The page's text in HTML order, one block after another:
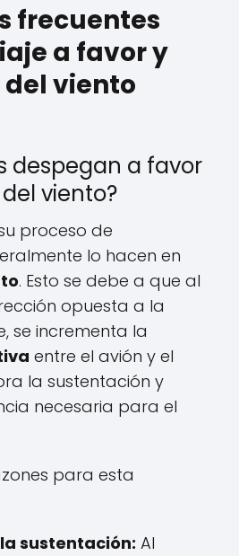
frecuentes
a favor y
viento
despegan a favor
viento?
proceso de
lo hacen en
. Esto se debe a que al
opuesta a la
se incrementa la
entre el avión y el
la sustentación y
necesaria para el
para esta
sustentación: Al